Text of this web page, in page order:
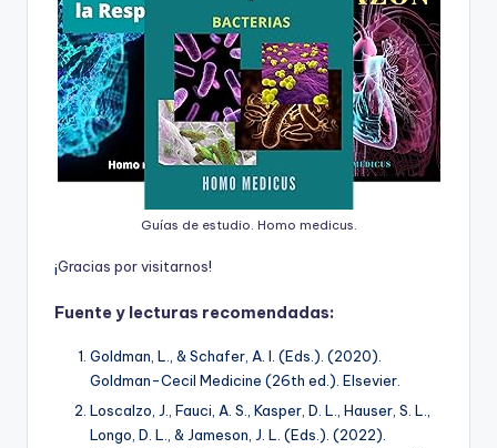
Guías de estudio. Homo medicus.
¡Gracias porvisitarnos!
Fuente y lecturas recomendadas:
Goldman, L., & Schafer, A. I. (Eds.). (2020).
Goldman-Cecil Medicine (26th ed.). Elsevier.
Loscalzo, J., Fauci, A. S., Kasper, D. L., Hauser, S. L.,
Longo, D. L., & Jameson, J. L. (Eds.). (2022).